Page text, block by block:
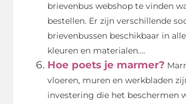
brievenbus webshop te vinden
bestellen. Er zijn verschillende
brievenbussen beschikbaar in
kleuren en materialen....
Hoe poets je marmer?
vloeren, muren en werkbladen
investering die het beschermen